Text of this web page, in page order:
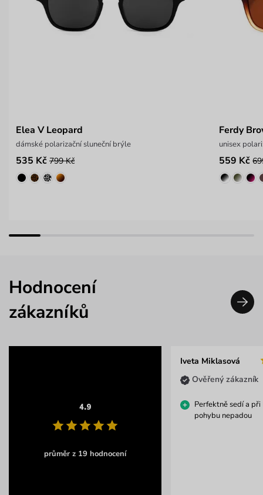
Elea V Leopard
dámské polarizační sluneční brýle
535 Kč 799 Kč
Ferdy
unisex
559 Kč
Hodnocení
zákazníků
4.9
průměr z 19 hodnocení
Iveta Miklasová
Ověřený zákazník
Perfektně sedí a při
pohybu nepadou